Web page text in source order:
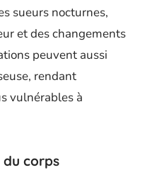
sueurs nocturnes,
et des changements
peuvent aussi
rendant
vulnérables à
corps